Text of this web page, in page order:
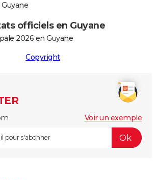
officiels en Guyane
2026 en Guyane
Copyright
Voir un exemple